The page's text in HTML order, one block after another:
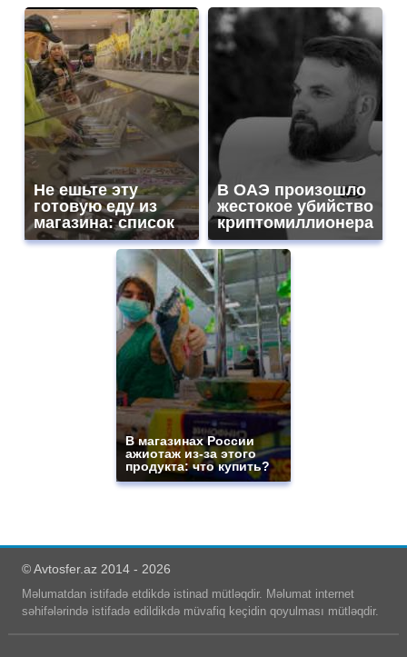
Не ешьте эту
готовую еду из
магазина: список
В ОАЭ произошло
жестокое убийство
криптомиллионера
В магазинах России
ажиотаж из-за этого
продукта: что купить?
© Avtosfer.az 2014 - 2026
Məlumatdan istifadə etdikdə istinad mütləqdir. Məlumat internet
səhifələrində istifadə edildikdə müvafiq keçidin qoyulması mütləqdir.